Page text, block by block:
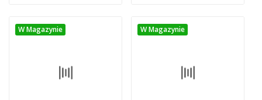
W Magazynie W Magazynie